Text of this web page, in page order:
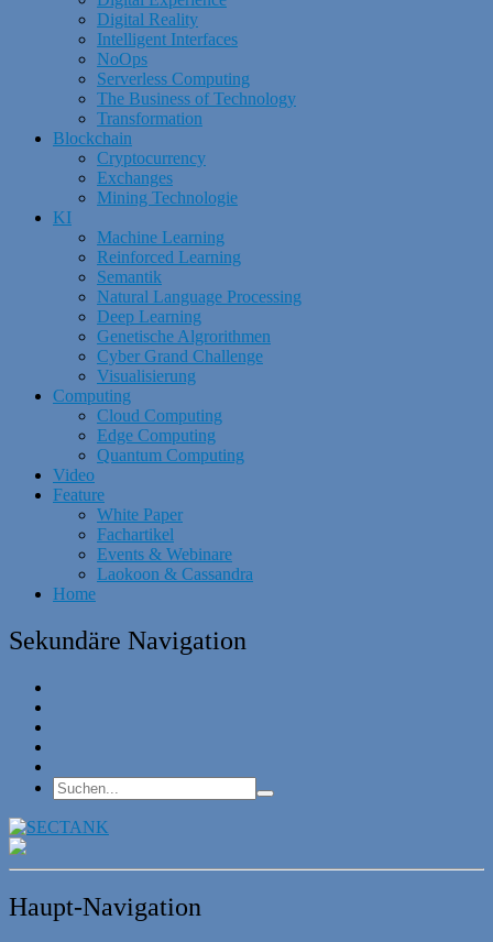
Digital Reality
Intelligent Interfaces
NoOps
Serverless Computing
The Business of Technology
Transformation
Blockchain
Cryptocurrency
Exchanges
Mining Technologie
KI
Machine Learning
Reinforced Learning
Semantik
Natural Language Processing
Deep Learning
Genetische Algrorithmen
Cyber Grand Challenge
Visualisierung
Computing
Cloud Computing
Edge Computing
Quantum Computing
Video
Feature
White Paper
Fachartikel
Events & Webinare
Laokoon & Cassandra
Home
Sekundäre Navigation
Haupt-Navigation